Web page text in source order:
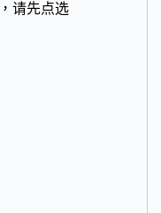
请先点选